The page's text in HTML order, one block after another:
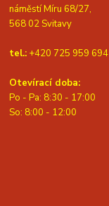
náměstí Míru 68/27,
568 02 Svitavy
tel.: +420 725 959 694
Otevírací doba:
Po - Pa: 8:30 - 17:00
So: 8:00 - 12:00